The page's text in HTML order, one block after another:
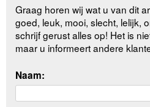
Graag horen wij wat u van dit
goed, leuk, mooi, slecht, lelijk,
schrijf gerust alles op! Het is
maar u informeert andere
Naam: